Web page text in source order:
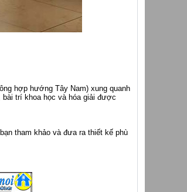
hợp hướng Tây Nam) xung quanh
trí khoa học và hóa giải được
tham khảo và đưa ra thiết kế phù